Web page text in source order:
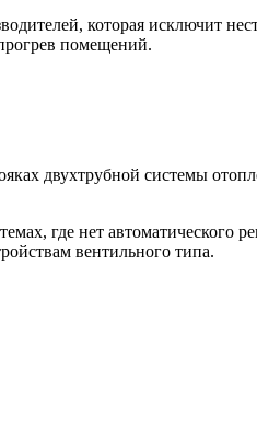
которая исключит
помещений.
двухтрубной системы
где нет автоматического
вентильного типа.